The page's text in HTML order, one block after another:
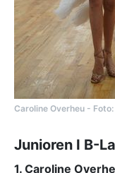
Caroline Overheu -
Junioren I B-
1. Caroline